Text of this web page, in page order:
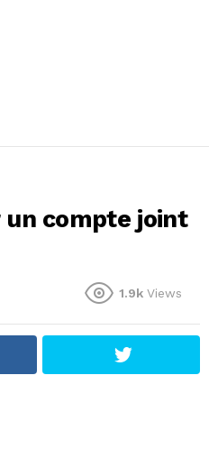
compte joint
1.9k Views